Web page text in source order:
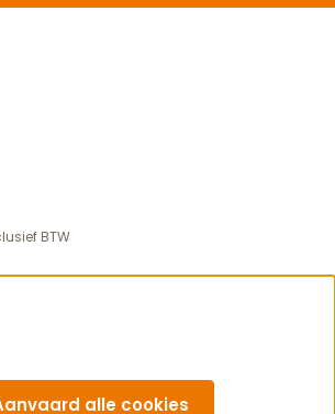
BTW
alle cookies